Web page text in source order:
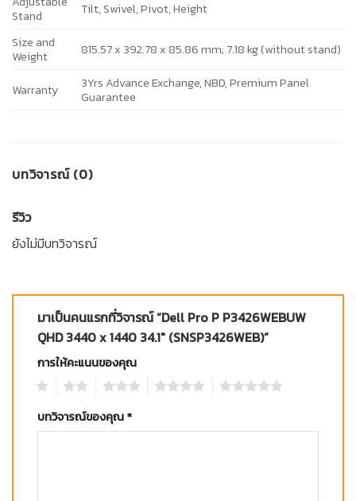
Stand
Tilt, Swivel, Pivot, Height
Size and
Weight
815.57 x 392.78 x 85.86 mm; 7.18 kg (without stand)
Warranty
3Yrs Advance Exchange, NBD, Premium Panel
Guarantee
บทวิจารณ์ (0)
รีวิว
ยังไม่มีบทวิจารณ์
มาเป็นคนแรกที่วิจารณ์ “Dell Pro P P3426WEBUW
QHD 3440 x 1440 34.1″ (SNSP3426WEB)”
การให้คะแนนของคุณ
บทวิจารณ์ของคุณ*